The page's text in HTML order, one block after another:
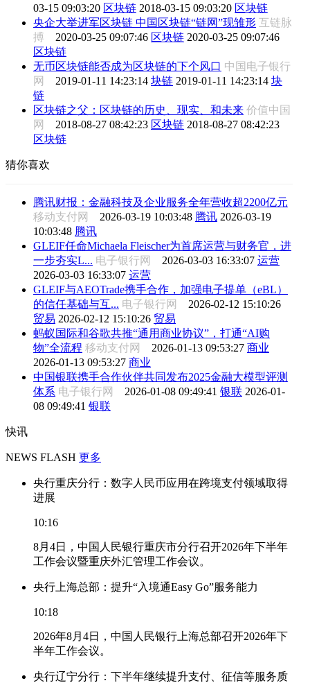
03-15 09:03:20 区块链 2018-03-15 09:03:20 区块链
央企大举进军区块链 中国区块链“链网”现雏形 互链脉
搏 2020-03-25 09:07:46 区块链 2020-03-25 09:07:46
区块链
无币区块链能否成为区块链的下个风口 中国电子银行
网 2019-01-11 14:23:14 块链 2019-01-11 14:23:14 块
链
区块链之父：区块链的历史、现实、和未来 价值中国
网 2018-08-27 08:42:23 区块链 2018-08-27 08:42:23
区块链
猜你喜欢
腾讯财报：金融科技及企业服务全年营收超2200亿元
移动支付网 2026-03-19 10:03:48 腾讯 2026-03-19
10:03:48 腾讯
GLEIF任命Michaela Fleischer为首席运营与财务官，进
一步夯实L... 电子银行网 2026-03-03 16:33:07 运营
2026-03-03 16:33:07 运营
GLEIF与AEOTrade携手合作，加强电子提单（eBL）
的信任基础与互... 电子银行网 2026-02-12 15:10:26
贸易 2026-02-12 15:10:26 贸易
蚂蚁国际和谷歌共推“通用商业协议”，打通“AI购
物”全流程 移动支付网 2026-01-13 09:53:27 商业
2026-01-13 09:53:27 商业
中国银联携手合作伙伴共同发布2025金融大模型评测
体系 电子银行网 2026-01-08 09:49:41 银联 2026-01-
08 09:49:41 银联
快讯
NEWS FLASH 更多
央行重庆分行：数字人民币应用在跨境支付领域取得
进展
10:16
8月4日，中国人民银行重庆市分行召开2026年下半年
工作会议暨重庆外汇管理工作会议。
央行上海总部：提升“入境通Easy Go”服务能力
10:18
2026年8月4日，中国人民银行上海总部召开2026年下
半年工作会议。
央行辽宁分行：下半年继续提升支付、征信等服务质